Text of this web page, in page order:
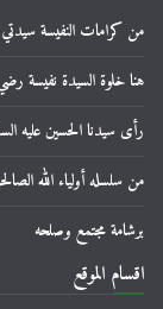
من كرامات النفيسة
هنا خلوة السيدة نفيسة
رأى سيدنا الحسين عليه
من سلسله أولياء الله
برشامة مجتمع وصلحه
اقسام الموقع